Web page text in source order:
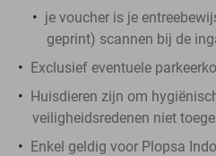
je voucher is je
geprint) scannen bij de
Exclusief eventuele
Huisdieren zijn om
veiligheidsredenen niet
Enkel geldig voor Plopsa